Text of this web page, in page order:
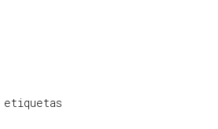
etiquetas